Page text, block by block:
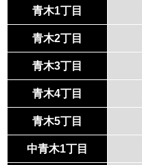
青木1丁目
青木2丁目
青木3丁目
青木4丁目
青木5丁目
中青木1丁目